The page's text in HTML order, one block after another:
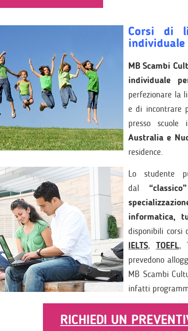
Corsi di
individuale
MB Scambi
individuale
perfezionare la
e di incontrare
presso scuole
Australia e
residence.
Lo studente
dal
informatica,
disponibili corsi
IELTS, TOEFL,
prevedono
MB Scambi
infatti
RICHIEDI UN